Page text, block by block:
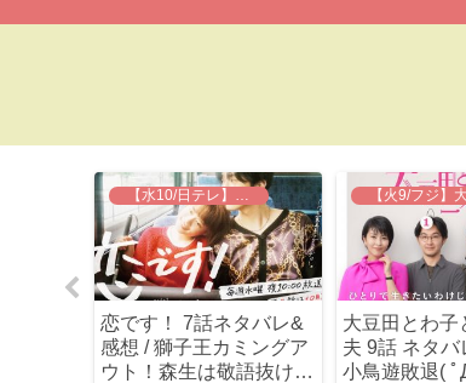
【水10/日テレ】恋です！
恋です！ 7話ネタバレ&
感想 / 獅子王カミングア
ウト！森生は敬語抜けな
大豆田とわ子
夫 9話 ネタバ
小鳥遊敗退( ﾟ